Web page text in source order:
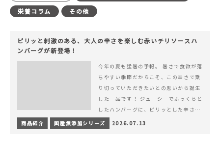
栄養コラム
その他
ピリッと刺激のある、大人の辛さを楽しむ赤いチリソースハ
ンバーグが新登場！
今年の夏も猛暑の予報。 暑さで食欲が落
ちやすい季節だからこそ、この辛さで乗
り切っていただきたいとの思いから誕生
した一品です！ ジューシーでふっくらと
したハンバーグに、ピリッとした辛さと
コク深い旨みが楽しめる特製チリソース
&hellip; 続きを読む ピリッと刺激のあ
商品紹介 国産無添加シリーズ 2026.07.13